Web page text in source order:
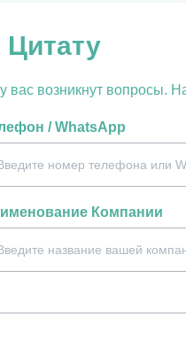
Цитату
возникнут вопросы.
/ WhatsApp
Компании